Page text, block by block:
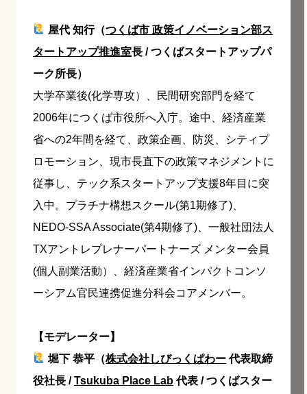
屋代 知行（つくば市 政策イノベーション部ス
タートアップ推進室長 / つくばスタートアップパ
ーク所長）
大学卒業後(化学専攻）、民間研究部門を経て
2006年につくば市役所へ入庁。途中、経済産業
省への2年間を経て、政策企画、防災、シティプ
ロモーション、現市長直下の政策マネジメントに
従事し、テック系スタートアップ支援8年目に突
入中。プラチナ構想スクール(第1期修了)、
NEDO-SSA Associate(第4期修了)、一般社団法人
TXアントレプレナーパートナーズ メンター会員
(個人副業活動）、経済産業省インパクトコンソ
ーシアム官民連携促進分科会コアメンバー。
【モデレーター】
堀下 恭平（株式会社しびっくぱわー代表取締
役社長 /Tsukuba Place Lab代表 / つくばスター